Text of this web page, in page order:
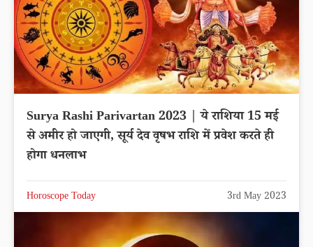
Surya Rashi Parivartan 2023 | ये राशिया 15 मई
से अमीर हो जाएगी, सूर्य देव वृषभ राशि में प्रवेश करते ही
होगा धनलाभ
Horoscope Today 3rd May 2023